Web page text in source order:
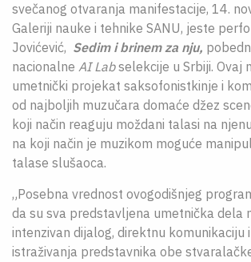
svečanog otvaranja manifestacije, 14.
Galeriji nauke i tehnike SANU, jeste
Jovićević, Sedim i brinem za nju,
nacionalne AI Labselekcije u Srbiji. Ovaj
umetnički projekat saksofonistkinje i
od najboljih muzučara domaće džez
koji način reaguju moždani talasi na
na koji način je muzikom moguće
talase slušaoca.
„Posebna vrednost ovogodišnjeg
da su sva predstavljena umetnička dela
intenzivan dijalog, direktnu komunikaciju
istraživanja predstavnika obe